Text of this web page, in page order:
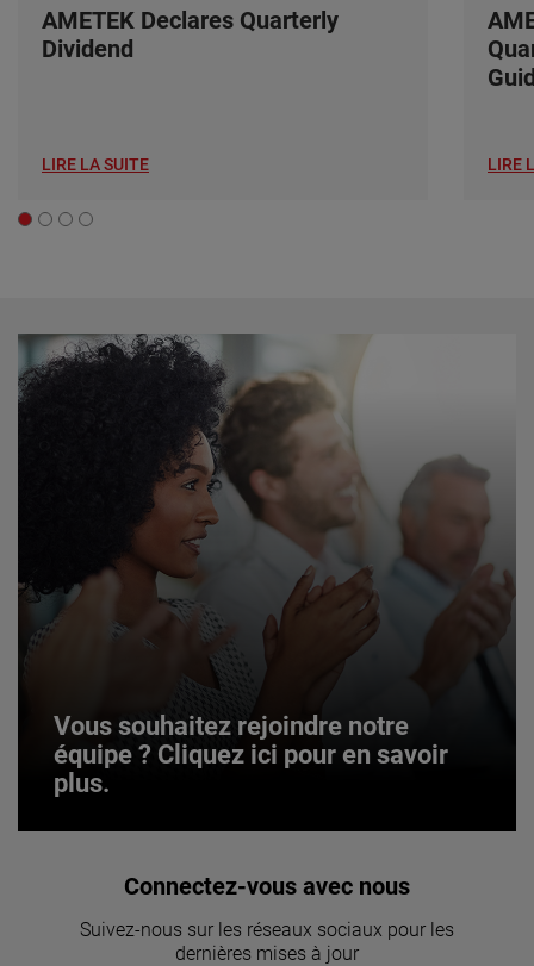
AMETEK Declares Quarterly
Dividend
LIRE LA SUITE LIRE
Vous souhaitez rejoindre notre
équipe ? Cliquez ici pour en savoir
plus.
Vous souhaitez rejoindre notre
plus.
Connectez-vous avec nous
Suivez-nous sur les réseaux sociaux pour les
dernières mises à jour